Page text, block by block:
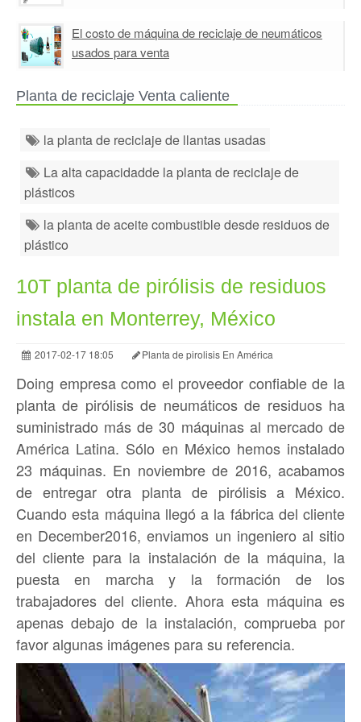
El costo de máquina de reciclaje de neumáticos
usados para venta
Planta de reciclaje Venta caliente
la planta de reciclaje de llantas usadas
La alta capacidadde la planta de reciclaje de
plásticos
la planta de aceite combustible desde residuos de
plástico
10T planta de pirólisis de residuos
instala en Monterrey, México
2017-02-17 18:05 Planta de pirolisis En América
Doing empresa como el proveedor confiable de la
planta de pirólisis de neumáticos de residuos ha
suministrado más de 30 máquinas al mercado de
América Latina. Sólo en México hemos instalado
23 máquinas. En noviembre de 2016, acabamos
de entregar otra planta de pirólisis a México.
Cuando esta máquina llegó a la fábrica del cliente
en December2016, enviamos un ingeniero al sitio
del cliente para la instalación de la máquina, la
puesta en marcha y la formación de los
trabajadores del cliente. Ahora esta máquina es
apenas debajo de la instalación, comprueba por
favor algunas imágenes para su referencia.